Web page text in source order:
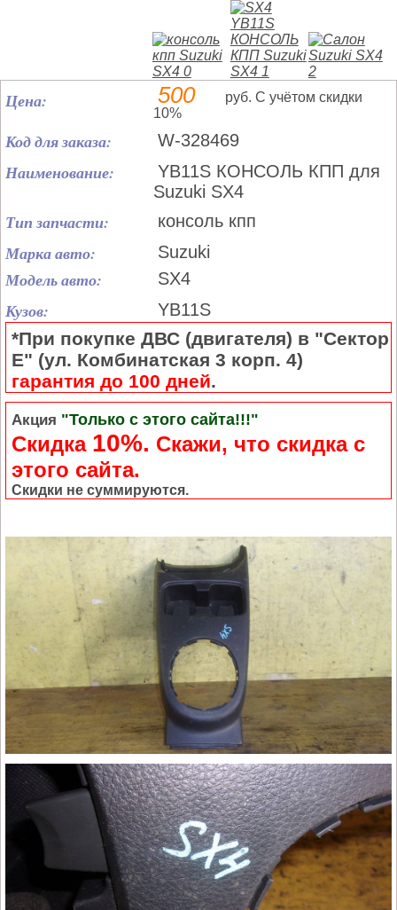
Цена: 500
руб. С учётом скидки
10%
Код для заказа: W-328469
Наименование:
YB11S КОНСОЛЬ КПП для
Suzuki SX4
Тип запчасти: консоль кпп
Марка авто: Suzuki
Модель авто: SX4
Кузов: YB11S
*При покупке ДВС (двигателя) в "Сектор
Е" (ул. Комбинатская 3 корп. 4)
гарантия до 100 дней.
Акция "Только с этого сайта!!!"
Скидка 10%. Cкажи, что скидка с
этого сайта.
Скидки не суммируются.